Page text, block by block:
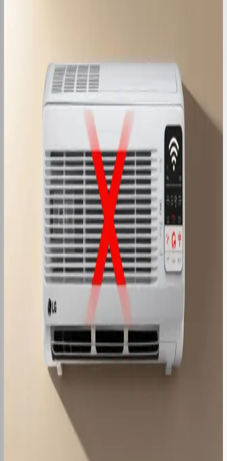
Assine e receba dicas práticas de manutenção e
Inscrever-se gratuitamente
Pode Ter Ar Condicionado em Cozinha
de Restaurante?
Ar Condicionado para Comércio de
Portas Abertas: Guia Completo
Ar Condicionado para Sala Grande:
Como Escolher?
6 Melhores Marcas de Ar
Condicionado para 2025
Ar Condicionado LG Não Conecta WiFi:
Como Resolver
Outras categorias
Avaliação